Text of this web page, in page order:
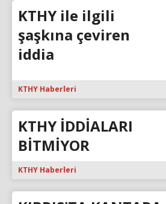
KTHY ile ilgili
şaşkına çeviren
iddia
KTHY Haberleri
KTHY İDDİALARI
BİTMİYOR
KTHY Haberleri